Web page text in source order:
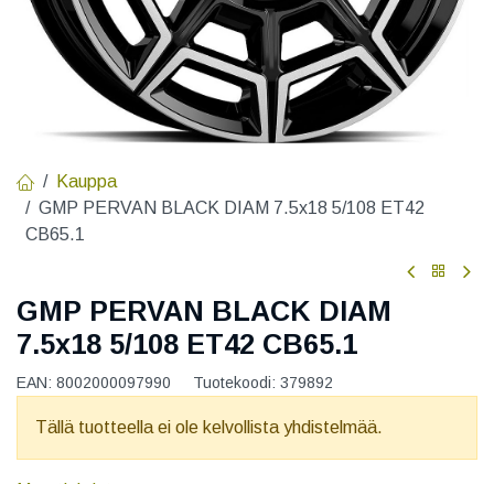
Kauppa
GMP PERVAN BLACK DIAM 7.5x18 5/108 ET42
CB65.1
GMP PERVAN BLACK DIAM
7.5x18 5/108 ET42 CB65.1
EAN: 8002000097990 Tuotekoodi: 379892
Tällä tuotteella ei ole kelvollista yhdistelmää.